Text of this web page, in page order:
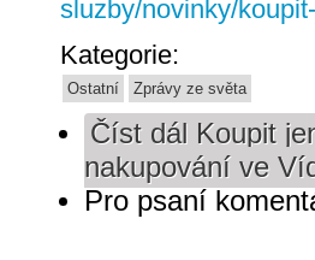
sluzby/novinky/
Kategorie:
Ostatní Zprávy ze světa
Číst dál Koupit
nakupování ve
Pro psaní